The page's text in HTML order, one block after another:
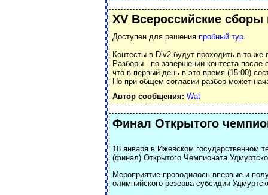
XV Всероссийские сборы
Доступен для решения пробный тур.
Контесты в Div2 будут проходить в то
Разборы - по завершении контеста после
что в первый день в это время (15:00)
Но при общем согласии разбор может
Автор сообщения: Wat
Финал Открытого
18 января в Ижевском государственном
(финал) Открытого Чемпионата
Мероприятие проводилось впервые и
олимпийского резерва субсидии